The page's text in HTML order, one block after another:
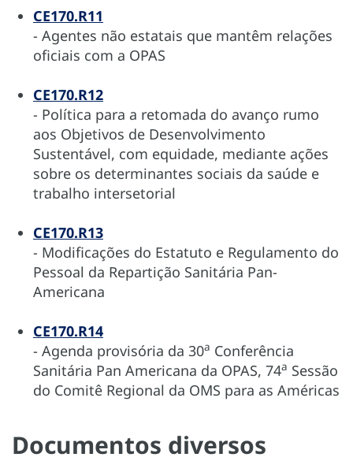
CE170.R11
- Agentes não estatais que mantêm relações
oficiais com a OPAS
CE170.R12
- Política para a retomada do avanço rumo
aos Objetivos de Desenvolvimento
Sustentável, com equidade, mediante ações
sobre os determinantes sociais da saúde e
trabalho intersetorial
CE170.R13
- Modificações do Estatuto e Regulamento do
Pessoal da Repartição Sanitária Pan-
Americana
CE170.R14
- Agenda provisória da 30a Conferência
Sanitária Pan Americana da OPAS, 74a Sessão
do Comitê Regional da OMS para as Américas
Documentos diversos